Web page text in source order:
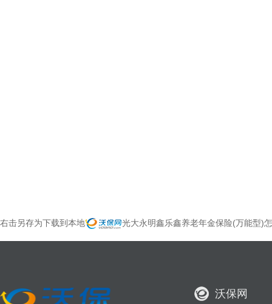
右击另存为下载到本地 光大永明鑫乐鑫养老年金保险(万能型)
沃保网